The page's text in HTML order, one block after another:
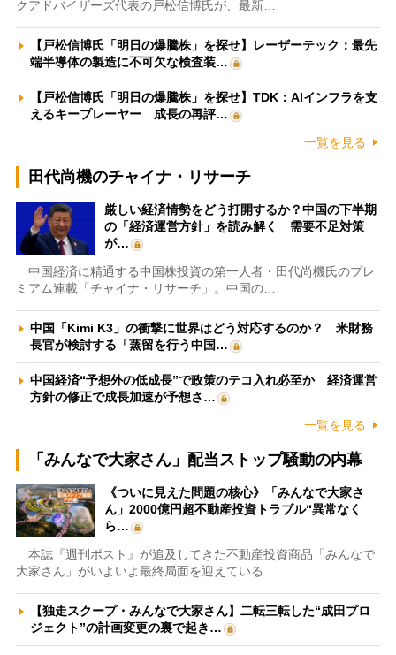
クアドバイザーズ代表の戸松信博氏が、最新…
【戸松信博氏「明日の爆騰株」を探せ】レーザーテック：最先
端半導体の製造に不可欠な検査装…
【戸松信博氏「明日の爆騰株」を探せ】TDK：AIインフラを支
えるキープレーヤー 成長の再評…
一覧を見る
田代尚機のチャイナ・リサーチ
厳しい経済情勢をどう打開するか？中国の下半期
の「経済運営方針」を読み解く 需要不足対策
が…
中国経済に精通する中国株投資の第一人者・田代尚機氏のプレ
ミアム連載「チャイナ・リサーチ」。中国の…
中国「Kimi K3」の衝撃に世界はどう対応するのか？ 米財務
長官が検討する「蒸留を行う中国…
中国経済“予想外の低成長”で政策のテコ入れ必至か 経済運営
方針の修正で成長加速が予想さ…
一覧を見る
「みんなで大家さん」配当ストップ騒動の内幕
《ついに見えた問題の核心》「みんなで大家さ
ん」2000億円超不動産投資トラブル“異常なく
ら…
本誌『週刊ポスト』が追及してきた不動産投資商品「みんなで
大家さん」がいよいよ最終局面を迎えている…
【独走スクープ・みんなで大家さん】二転三転した“成田プロ
ジェクト”の計画変更の裏で起き…